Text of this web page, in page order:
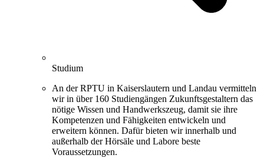
Studium
An der RPTU in Kaiserslautern und Landau vermitteln
wir in über 160 Studiengängen Zukunftsgestaltern das
nötige Wissen und Handwerkszeug, damit sie ihre
Kompetenzen und Fähigkeiten entwickeln und
erweitern können. Dafür bieten wir innerhalb und
außerhalb der Hörsäle und Labore beste
Voraussetzungen.